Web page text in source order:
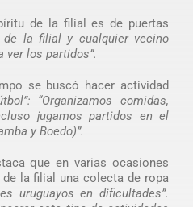
de la filial es de puertas
de la filial y cualquier vecino
ver los partidos”.
se buscó hacer actividad
“Organizamos comidas,
jugamos partidos en el
y Boedo)”.
que en varias ocasiones
la filial una colecta de ropa
uruguayos en dificultades”.